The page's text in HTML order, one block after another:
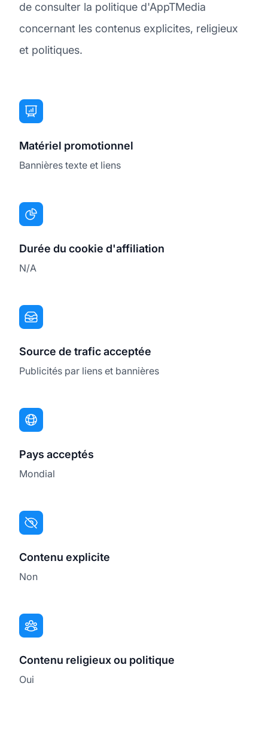
de consulter la politique d'AppTMedia
concernant les contenus explicites, religieux
et politiques.
Matériel promotionnel
Bannières texte et liens
Durée du cookie d'affiliation
N/A
Source de trafic acceptée
Publicités par liens et bannières
Pays acceptés
Mondial
Contenu explicite
Non
Contenu religieux ou politique
Oui